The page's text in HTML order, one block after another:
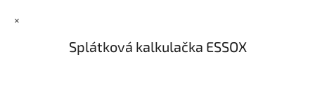
×
Splátková kalkulačka ESSOX